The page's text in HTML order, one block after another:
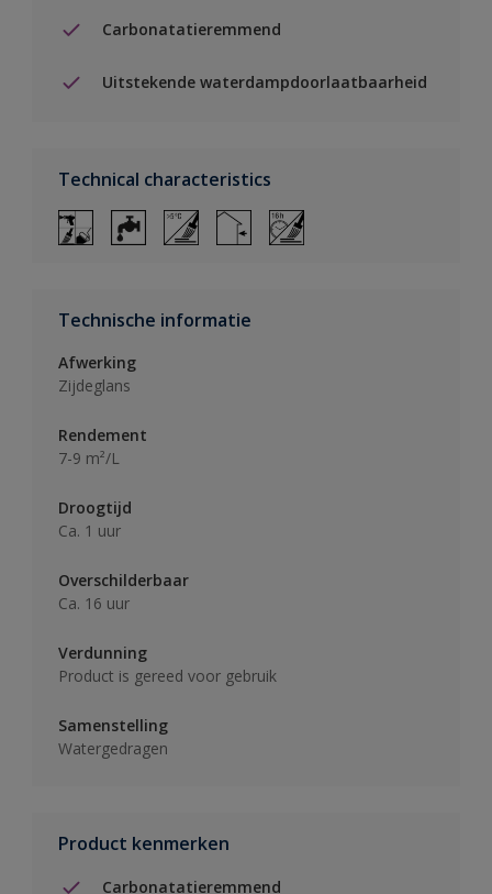
Carbonatatieremmend
Uitstekende waterdampdoorlaatbaarheid
Technical characteristics
Technische informatie
Afwerking
Zijdeglans
Rendement
7-9 m²/L
Droogtijd
Ca. 1 uur
Overschilderbaar
Ca. 16 uur
Verdunning
Product is gereed voor gebruik
Samenstelling
Watergedragen
Product kenmerken
Carbonatatieremmend